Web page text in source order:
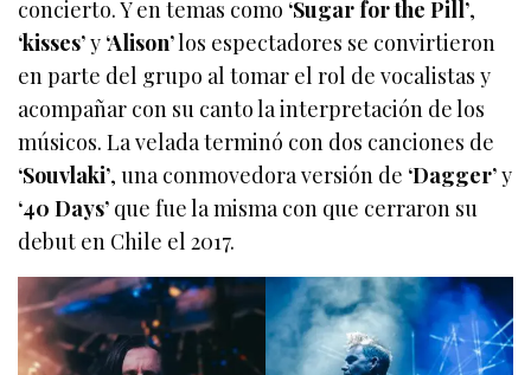
concierto. Y en temas como ‘Sugar for the Pill’,
‘kisses’y ‘Alison’los espectadores se convirtieron
en parte del grupo al tomar el rol de vocalistas y
acompañar con su canto la interpretación de los
músicos. La velada terminó con dos canciones de
‘Souvlaki’, una conmovedora versión de ‘Dagger’y
‘40 Days’ que fue la misma con que cerraron su
debut en Chile el 2017.